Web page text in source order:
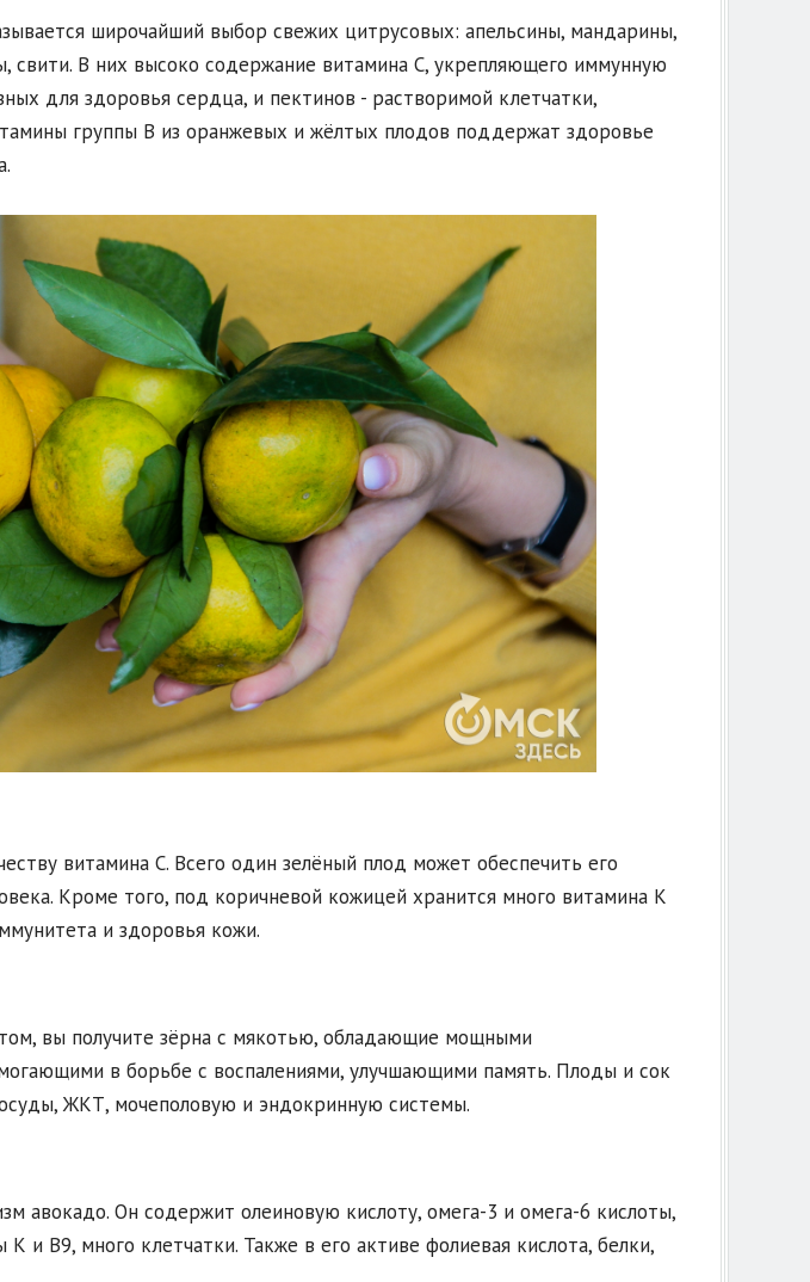
широчайший выбор свежих цитрусовых: апельсины, мандарины,
свити. В них высоко содержание витамина C, укрепляющего иммунную
для здоровья сердца, и пектинов - растворимой клетчатки,
группы В из оранжевых и жёлтых плодов поддержат здоровье
витамина С. Всего один зелёный плод может обеспечить его
Кроме того, под коричневой кожицей хранится много витамина K
и здоровья кожи.
вы получите зёрна с мякотью, обладающие мощными
в борьбе с воспалениями, улучшающими память. Плоды и сок
ЖКТ, мочеполовую и эндокринную системы.
авокадо. Он содержит олеиновую кислоту, омега-3 и омега-6 кислоты,
и В9, много клетчатки. Также в его активе фолиевая кислота, белки,